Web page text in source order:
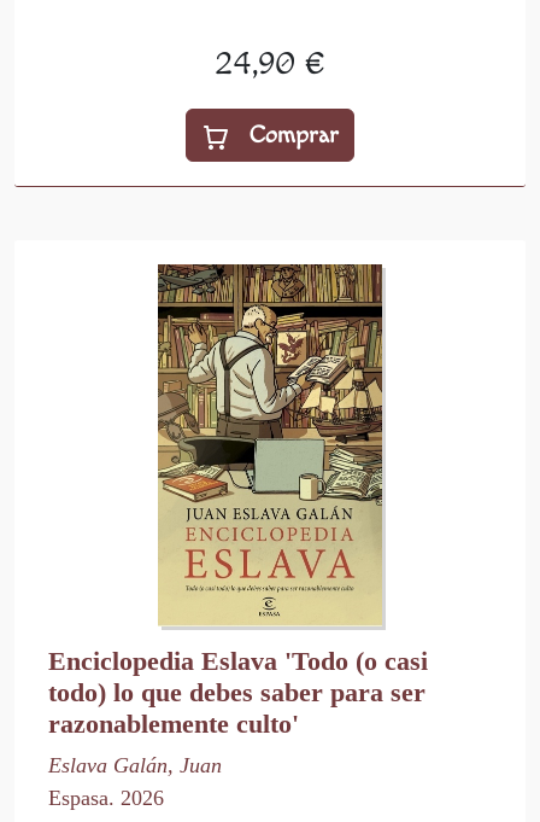
24,90 €
Comprar
Enciclopedia Eslava 'Todo (o casi
todo) lo que debes saber para ser
razonablemente culto'
Eslava Galán, Juan
Espasa. 2026